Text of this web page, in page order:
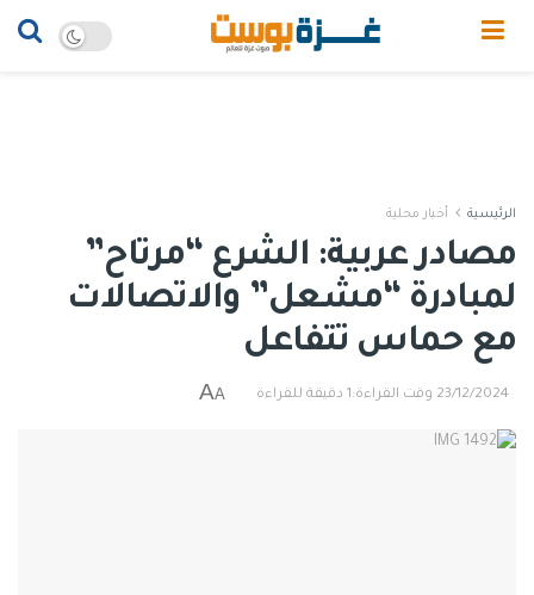
الرئيسية أخبار محلية
مصادر عربية: الشرع “مرتاح”
لمبادرة “مشعل” والاتصالات
مع حماس تتفاعل
23/12/2024 وقت القراءة:1 دقيقة للقراءة A
A